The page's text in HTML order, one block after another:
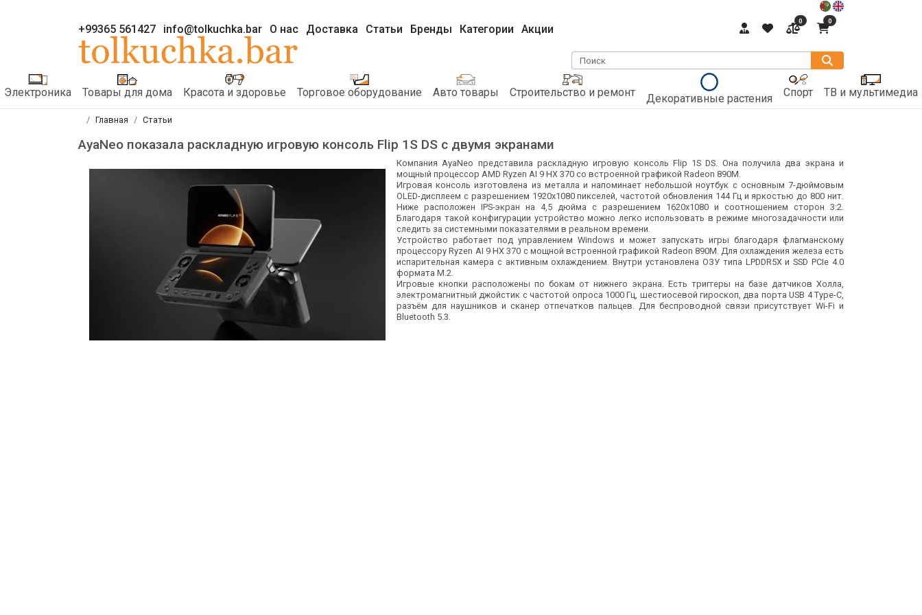
+99365 561427 info@tolkuchka.bar О нас Доставка Статьи Бренды Категории Акции
0 0
Поиск
Электроника Товары для дома Красота и здоровье Торговое оборудование Авто товары Строительство и ремонт Декоративные растения Спорт ТВ и мультимедиа
Главная Статьи
AyaNeo показала раскладную игровую консоль Flip 1S DS с двумя экранами
Компания AyaNeo представила раскладную игровую консоль Flip 1S DS. Она получила два экрана и
мощный процессор AMD Ryzen AI 9 HX 370 со встроенной графикой Radeon 890M.
Игровая консоль изготовлена из металла и напоминает небольшой ноутбук с основным 7-дюймовым
OLED-дисплеем с разрешением 1920x1080 пикселей, частотой обновления 144 Гц и яркостью до 800 нит.
Ниже расположен IPS-экран на 4,5 дюйма с разрешением 1620x1080 и соотношением сторон 3:2.
Благодаря такой конфигурации устройство можно легко использовать в режиме многозадачности или
следить за системными показателями в реальном времени.
Устройство работает под управлением Windows и может запускать игры благодаря флагманскому
процессору Ryzen AI 9 HX 370 с мощной встроенной графикой Radeon 890M. Для охлаждения железа есть
испарительная камера с активным охлаждением. Внутри установлена ОЗУ типа LPDDR5X и SSD PCIe 4.0
формата M.2.
Игровые кнопки расположены по бокам от нижнего экрана. Есть триггеры на базе датчиков Холла,
электромагнитный джойстик с частотой опроса 1000 Гц, шестиосевой гироскоп, два порта USB 4 Type-C,
разъём для наушников и сканер отпечатков пальцев. Для беспроводной связи присутствует Wi-Fi и
Bluetooth 5.3.